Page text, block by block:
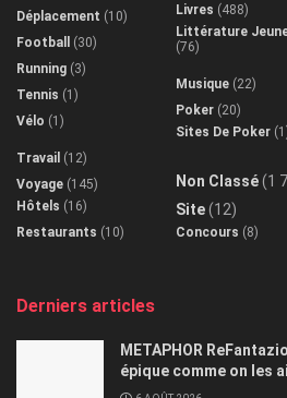
Déplacement (10)
Football
(30)
Running (3)
Tennis (1)
Vélo (1)
Travail (12)
Voyage (145)
Hôtels (16)
Restaurants (10)
Livres (488)
Littérature
(76)
Musique (22)
Poker (20)
Sites De Poker
Non Classé(1
Site(12)
Concours (8)
Derniers articles
METAPHOR
épique comme on les